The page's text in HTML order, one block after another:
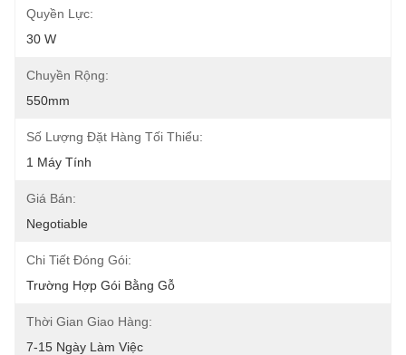
Quyền Lực:
30 W
Chuyền Rộng:
550mm
Số Lượng Đặt Hàng Tối Thiểu:
1 Máy Tính
Giá Bán:
Negotiable
Chi Tiết Đóng Gói:
Trường Hợp Gói Bằng Gỗ
Thời Gian Giao Hàng:
7-15 Ngày Làm Việc